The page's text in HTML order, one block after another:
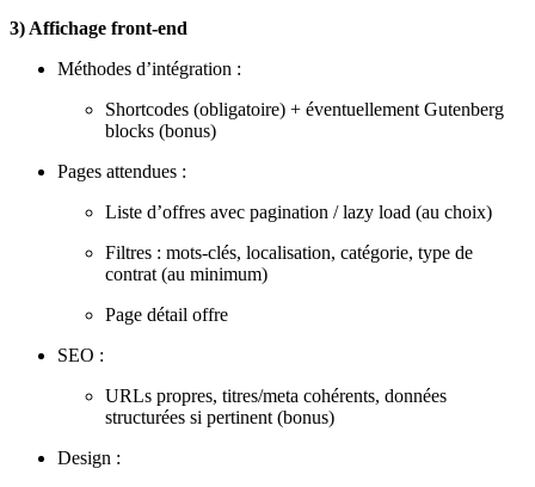
3) Affichage front-end
Méthodes d’intégration :
Shortcodes (obligatoire) + éventuellement Gutenberg
blocks (bonus)
Pages attendues :
Liste d’offres avec pagination / lazy load (au choix)
Filtres : mots-clés, localisation, catégorie, type de
contrat (au minimum)
Page détail offre
SEO :
URLs propres, titres/meta cohérents, données
structurées si pertinent (bonus)
Design :